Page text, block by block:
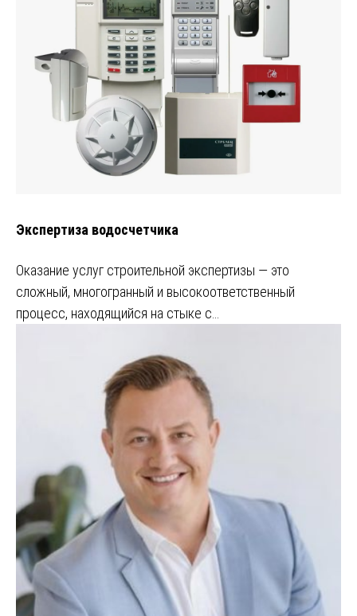
Экспертиза водосчетчика
Оказание услуг строительной экспертизы — это
сложный, многогранный и высокоответственный
процесс, находящийся на стыке с…